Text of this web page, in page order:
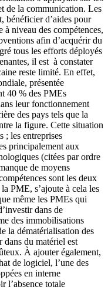
de la communication. Les
bénéficier d’aides pour
niveau des compétences,
afin d’acquérir du
tous les efforts déployés
il est à constater
reste limité. En effet,
présentée
40 % des PMEs
leur fonctionnement
des pays tels que la
la figure. Cette situation
; les entreprises
principalement aux
(citées par ordre
de moyens
sont les deux
PME, s’ajoute à cela les
même les PMEs qui
dans de
des immobilisations
la dématérialisation des
dans du matériel est
À ajouter également,
de logiciel, l’une des
en interne
l’absence totale